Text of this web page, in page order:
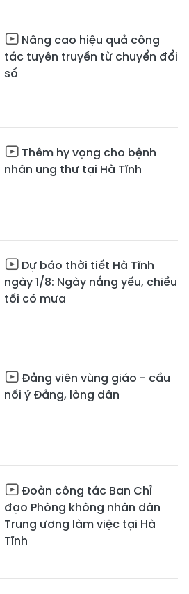
Nâng cao hiệu quả công
tác tuyên truyền từ chuyển đổi
số
Thêm hy vọng cho bệnh
nhân ung thư tại Hà Tĩnh
Dự báo thời tiết Hà Tĩnh
ngày 1/8: Ngày nắng yếu, chiều
tối có mưa
Đảng viên vùng giáo - cầu
nối ý Đảng, lòng dân
Đoàn công tác Ban Chỉ
đạo Phòng không nhân dân
Trung ương làm việc tại Hà
Tĩnh